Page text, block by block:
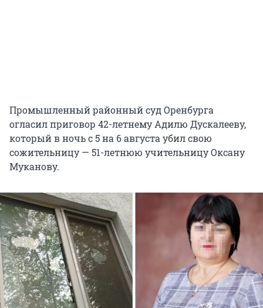
Промышленный районный суд Оренбурга
огласил приговор 42-летнему Адилю Дускалееву,
который в ночь с 5 на 6 августа убил свою
сожительницу — 51-летнюю учительницу Оксану
Муканову.